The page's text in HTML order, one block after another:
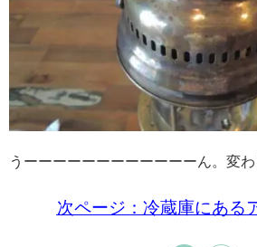
うーーーーーーーーーーーーん。変
次ページ：冷蔵庫にある